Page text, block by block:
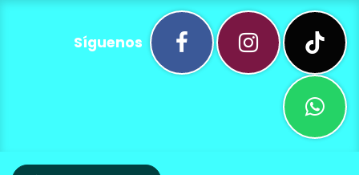
Síguenos